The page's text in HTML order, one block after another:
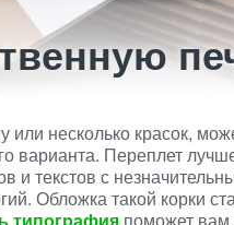
или несколько красок,
варианта. Переплет
и текстов с
Обложка такой корки